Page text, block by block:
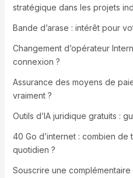
stratégique dans les projets
Bande d’arase : intérêt pour
Changement d’opérateur
connexion ?
Assurance des moyens de
vraiment ?
Outils d’IA juridique gratuits :
40 Go d’internet : combien
quotidien ?
Souscrire une